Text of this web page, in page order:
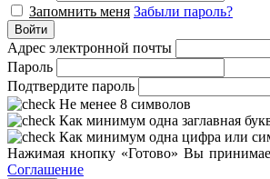
Запомнить меня Забыли пароль?
Войти
Адрес электронной почты
Пароль
Подтвердите пароль
Не менее 8 символов
Как минимум одна заглавная
Как минимум одна цифра или
Нажимая кнопку «Готово» Вы
Соглашение